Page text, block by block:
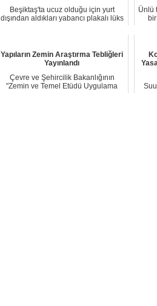
Beşiktaş'ta ucuz olduğu için yurt
dışından aldıkları yabancı plakalı lüks
Ünlü
Yapıların Zemin Araştırma Tebliğleri
Yayınlandı
Çevre ve Şehircilik Bakanlığının
"Zemin ve Temel Etüdü Uygulama